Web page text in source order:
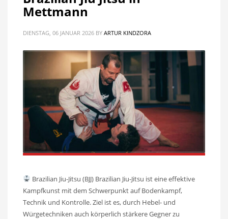
Mettmann
DIENSTAG, 06 JANUAR 2026 BY ARTUR KINDZORA
Brazilian Jiu-Jitsu (BJJ) Brazilian Jiu-Jitsu ist eine effektive
Kampfkunst mit dem Schwerpunkt auf Bodenkampf,
Technik und Kontrolle. Ziel ist es, durch Hebel- und
Würgetechniken auch körperlich stärkere Gegner zu